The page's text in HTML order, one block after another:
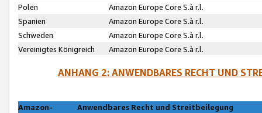
Polen
Amazon Europe Core S.à r.l.
Spanien
Amazon Europe Core S.à r.l.
Schweden
Amazon Europe Core S.à r.l.
Vereinigtes Königreich
Amazon Europe Core S.à r.l.
ANHANG 2: ANWENDBARES RECHT UND
Amazon-
Anwendbares Recht und Streitbeilegung